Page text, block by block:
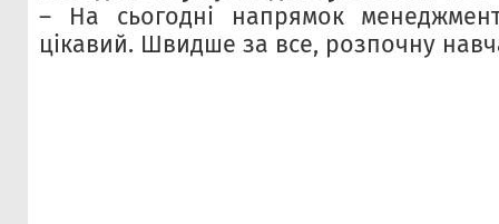
– На сьогодні напрямок
цікавий. Швидше за все, розпочну